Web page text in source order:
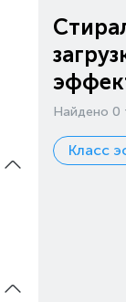
Найдено 0
Класс